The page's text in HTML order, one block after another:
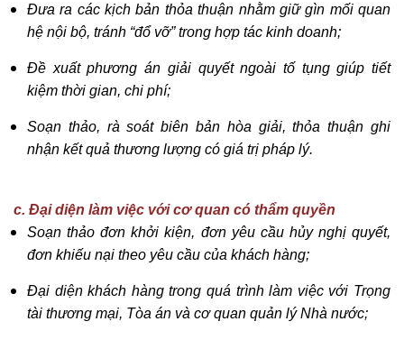
Đưa ra các kịch bản thỏa thuận nhằm giữ gìn mối quan
hệ nội bộ, tránh “đổ vỡ” trong hợp tác kinh doanh;
Đề xuất phương án giải quyết ngoài tố tụng giúp tiết
kiệm thời gian, chi phí;
Soạn thảo, rà soát biên bản hòa giải, thỏa thuận ghi
nhận kết quả thương lượng có giá trị pháp lý.
c. Đại diện làm việc với cơ quan có thẩm quyền
Soạn thảo đơn khởi kiện, đơn yêu cầu hủy nghị quyết,
đơn khiếu nại theo yêu cầu của khách hàng;
Đại diện khách hàng trong quá trình làm việc với Trọng
tài thương mại, Tòa án và cơ quan quản lý Nhà nước;